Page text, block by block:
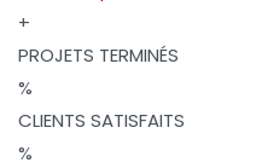
+
PROJETS TERMINÉS
%
CLIENTS SATISFAITS
%